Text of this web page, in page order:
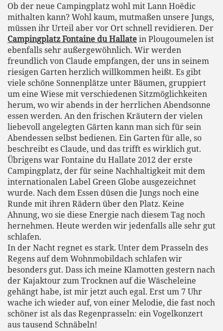
Ob der neue Campingplatz wohl mit Lann Hoëdic
mithalten kann? Wohl kaum, mutmaßen unsere Jungs,
müssen ihr Urteil aber vor Ort schnell revidieren. Der
Campingplatz Fontaine du Hallatein Plougoumelen ist
ebenfalls sehr außergewöhnlich. Wir werden
freundlich von Claude empfangen, der uns in seinem
riesigen Garten herzlich willkommen heißt. Es gibt
viele schöne Sonnenplätze unter Bäumen, gruppiert
um eine Wiese mit verschiedenen Sitzmöglichkeiten
herum, wo wir abends in der herrlichen Abendsonne
essen werden. An den frischen Kräutern der vielen
liebevoll angelegten Gärten kann man sich für sein
Abendessen selbst bedienen. Ein Garten für alle, so
beschreibt es Claude, und das trifft es wirklich gut.
Übrigens war Fontaine du Hallate 2012 der erste
Campingplatz, der für seine Nachhaltigkeit mit dem
internationalen Label Green Globe ausgezeichnet
wurde. Nach dem Essen düsen die Jungs noch eine
Runde mit ihren Rädern über den Platz. Keine
Ahnung, wo sie diese Energie nach diesem Tag noch
hernehmen. Heute werden wir jedenfalls alle sehr gut
schlafen.
In der Nacht regnet es stark. Unter dem Prasseln des
Regens auf dem Wohnmobildach schlafen wir
besonders gut. Dass ich meine Klamotten gestern nach
der Kajaktour zum Trocknen auf die Wäscheleine
gehängt habe, ist mir jetzt auch egal. Erst um 7 Uhr
wache ich wieder auf, von einer Melodie, die fast noch
schöner ist als das Regenprasseln: ein Vogelkonzert
aus tausend Schnäbeln!